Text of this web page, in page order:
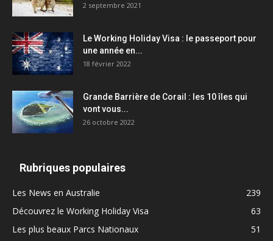
2 septembre 2021
Le Working Holiday Visa : le passeport pour
une année en...
18 février 2022
Grande Barrière de Corail : les 10 îles qui
vont vous...
26 octobre 2022
Rubriques populaires
Les News en Australie
239
Découvrez le Working Holiday Visa
63
Les plus beaux Parcs Nationaux
51